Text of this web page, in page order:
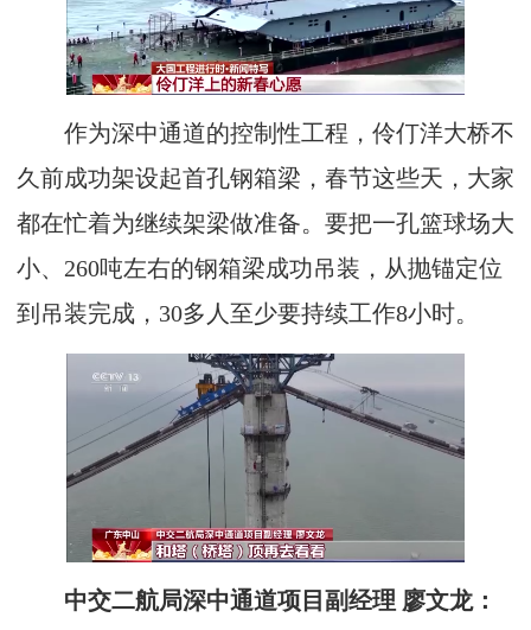
作为深中通道的控制性工程，伶仃洋大桥不
久前成功架设起首孔钢箱梁，春节这些天，大家
都在忙着为继续架梁做准备。要把一孔篮球场大
小、260吨左右的钢箱梁成功吊装，从抛锚定位
到吊装完成，30多人至少要持续工作8小时。
中交二航局深中通道项目副经理 廖文龙：